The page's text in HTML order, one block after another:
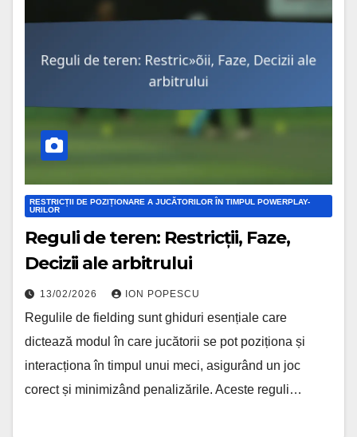
RESTRICȚII DE POZIȚIONARE A JUCĂTORILOR ÎN TIMPUL POWERPLAY-
URILOR
Reguli de teren: Restricții, Faze,
Decizii ale arbitrului
13/02/2026 ION POPESCU
Regulile de fielding sunt ghiduri esențiale care
dictează modul în care jucătorii se pot poziționa și
interacționa în timpul unui meci, asigurând un joc
corect și minimizând penalizările. Aceste reguli…